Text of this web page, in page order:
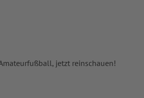
jetzt reinschauen!